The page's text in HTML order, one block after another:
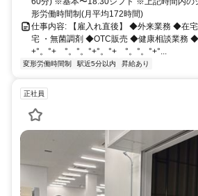
形労働時間制(月平均172時間)
仕事内容: 【雇入れ直後】 ◆外来業務 ◆在宅
宅 ・無菌調剤 ◆OTC販売 ◆健康相談業務 ◆
+°。°+ °。°。°+°。°+ °。°。°+°...
変形労働時間制 駅近5分以内 昇給あり
正社員